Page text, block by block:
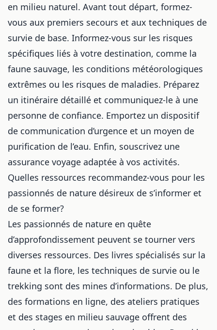
en milieu naturel. Avant tout départ, formez-
vous aux premiers secours et aux techniques de
survie de base. Informez-vous sur les risques
spécifiques liés à votre destination, comme la
faune sauvage, les conditions météorologiques
extrêmes ou les risques de maladies. Préparez
un itinéraire détaillé et communiquez-le à une
personne de confiance. Emportez un dispositif
de communication d’urgence et un moyen de
purification de l’eau. Enfin, souscrivez une
assurance voyage adaptée à vos activités.
Quelles ressources recommandez-vous pour les
passionnés de nature désireux de s’informer et
de se former?
Les passionnés de nature en quête
d’approfondissement peuvent se tourner vers
diverses ressources. Des livres spécialisés sur la
faune et la flore, les techniques de survie ou le
trekking sont des mines d’informations. De plus,
des formations en ligne, des ateliers pratiques
et des stages en milieu sauvage offrent des